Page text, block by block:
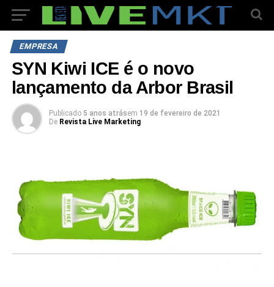
EMPRESA
SYN Kiwi ICE é o novo
lançamento da Arbor Brasil
Publicado 5 anos atrásem 19 de fevereiro de 2021
De Revista Live Marketing